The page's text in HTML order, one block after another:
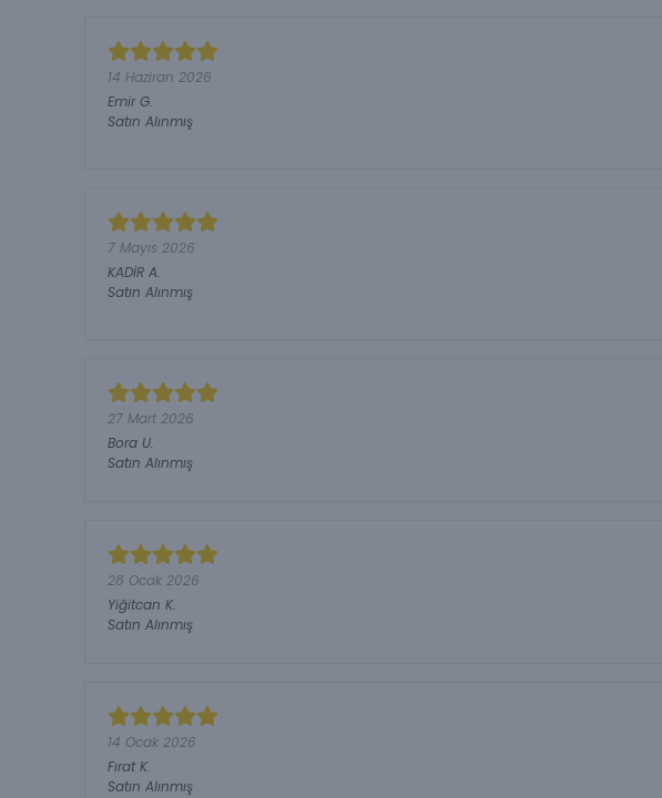
14 Haziran 2026
Emir G.
Satın Alınmış
7 Mayıs 2026
KADİR A.
Satın Alınmış
27 Mart 2026
Bora U.
Satın Alınmış
28 Ocak 2026
Yiğitcan K.
Satın Alınmış
14 Ocak 2026
Fırat K.
Satın Alınmış